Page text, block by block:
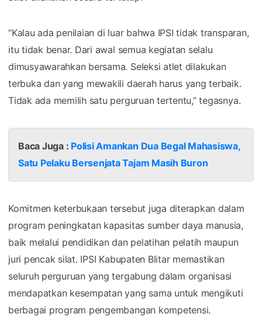
“Kalau ada penilaian di luar bahwa IPSI tidak transparan,
itu tidak benar. Dari awal semua kegiatan selalu
dimusyawarahkan bersama. Seleksi atlet dilakukan
terbuka dan yang mewakili daerah harus yang terbaik.
Tidak ada memilih satu perguruan tertentu,” tegasnya.
Baca Juga : Polisi Amankan Dua Begal Mahasiswa,
Satu Pelaku Bersenjata Tajam Masih Buron
Komitmen keterbukaan tersebut juga diterapkan dalam
program peningkatan kapasitas sumber daya manusia,
baik melalui pendidikan dan pelatihan pelatih maupun
juri pencak silat. IPSI Kabupaten Blitar memastikan
seluruh perguruan yang tergabung dalam organisasi
mendapatkan kesempatan yang sama untuk mengikuti
berbagai program pengembangan kompetensi.